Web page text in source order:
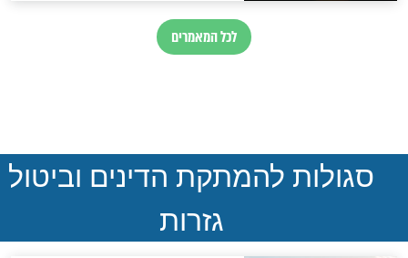
ההסכם החשאי של טראמפ
ואיראן: בלי שקיפות ועם הרבה
סימני שאלה
במרתפי מוסקבה: כתב היד
הנדיר של הרשב"ם התגלה